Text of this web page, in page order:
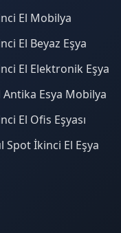
El Mobilya
El Beyaz Eşya
El Elektronik Eşya
Antika Esya Mobilya
El Ofis Eşyası
Spot İkinci El Eşya